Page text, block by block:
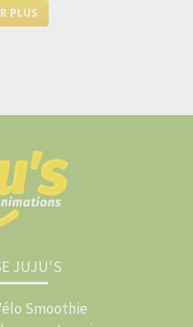
PLUS
JUJU'S
Smoothie